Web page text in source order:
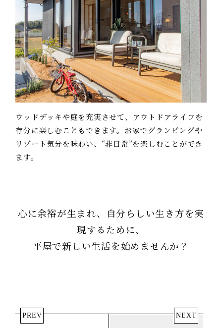
ウッドデッキや庭を充実させて、アウトドアライフを
存分に楽しむこともできます。お家でグランピングや
リゾート気分を味わい、“非日常”を楽しむことができ
ます。
心に余裕が生まれ、自分らしい生き方を実
現するために、
平屋で新しい生活を始めませんか？
PREV NEXT